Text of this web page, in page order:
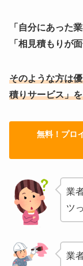
「自分にあった
「相見積もりが
そのような方は
積りサービス」
無料！プロ
業
ツ
業